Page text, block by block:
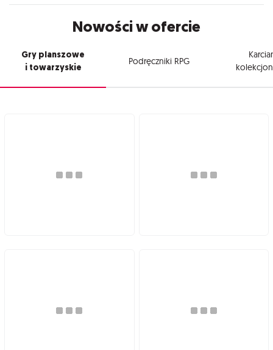
Nowości w ofercie
Gry planszowe
i towarzyskie
Podręczniki RPG